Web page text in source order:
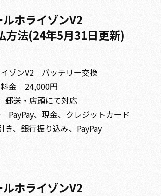
ルホライゾンV2
方法(24年5月31日更新)
ゾンV2 バッテリー交換
料金 24,000円
送・店頭にて対応
、現金、クレジットカード
、銀行振り込み、PayPay
ルホライゾンV2